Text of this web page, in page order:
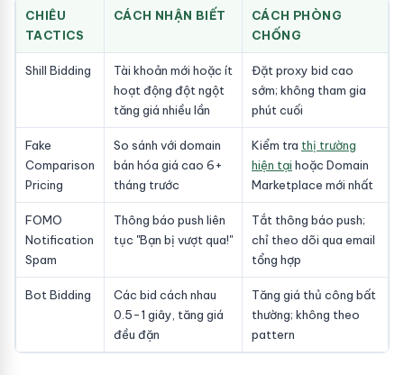
CHIÊU
TACTICS
CÁCH NHẬN BIẾT
CÁCH PHÒNG
CHỐNG
Shill Bidding
Tài khoản mới hoặc ít
hoạt động đột ngột
tăng giá nhiều lần
Đặt proxy bid cao
sớm; không tham gia
phút cuối
Fake
Comparison
Pricing
So sánh với domain
bán hóa giá cao 6+
tháng trước
Kiểm tra thị trường
hiện tại hoặc Domain
Marketplace mới nhất
FOMO
Notification
Spam
Thông báo push liên
tục "Bạn bị vượt qua!"
Tắt thông báo push;
chỉ theo dõi qua email
tổng hợp
Bot Bidding
Các bid cách nhau
0.5-1 giây, tăng giá
đều đặn
Tăng giá thủ công bất
thường; không theo
pattern